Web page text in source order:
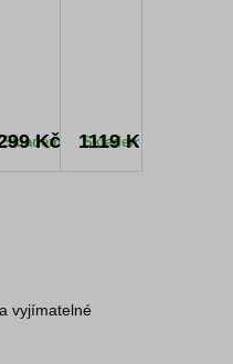
Skladem
Kč Skladem
1119 Kč
vyjímatelné